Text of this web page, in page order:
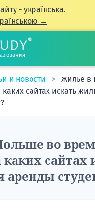
- українська.
→
и новости
Жилье в
сайтах искать
во
сайтах
аренды